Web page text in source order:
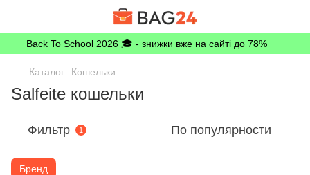
Back To School 2026 🎓 - знижки вже на сайті до 78%
Каталог Кошельки
Salfeite кошельки
Фильтр 1 По популярности
Бренд